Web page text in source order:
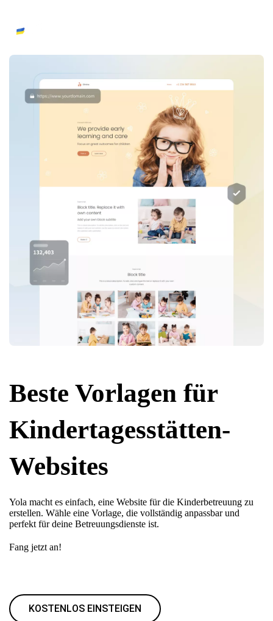
Beste Vorlagen für
Kindertagesstätten-
Websites
Yola macht es einfach, eine Website für die Kinderbetreuung zu
erstellen. Wähle eine Vorlage, die vollständig anpassbar und
perfekt für deine Betreuungsdienste ist.
Fang jetzt an!
KOSTENLOS EINSTEIGEN